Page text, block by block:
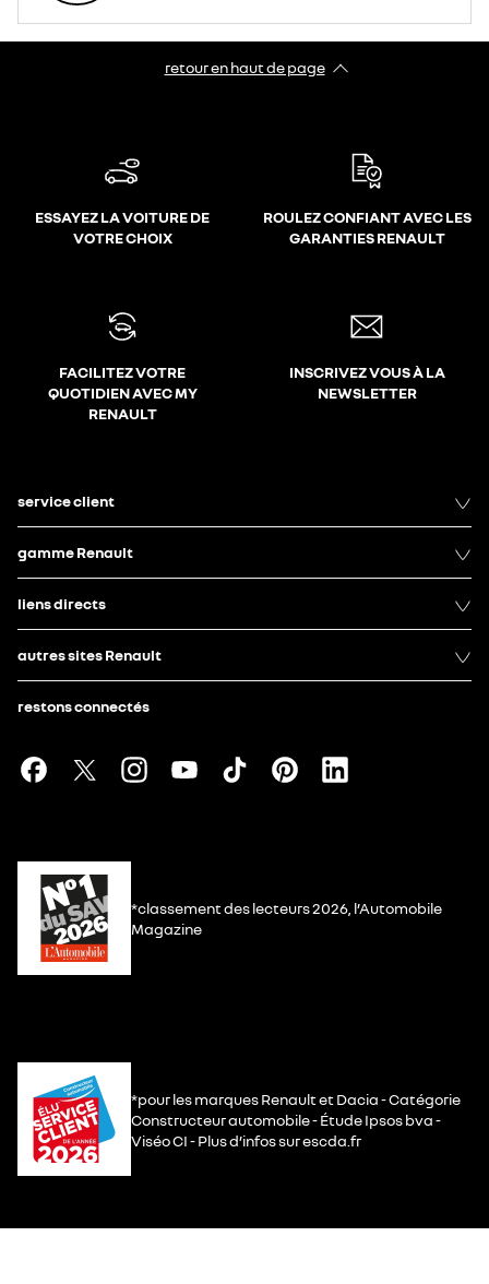
retour en haut de page​
ESSAYEZ LA VOITURE DE
VOTRE CHOIX
ROULEZ CONFIANT AVEC LES
GARANTIES RENAULT
FACILITEZ VOTRE
QUOTIDIEN AVEC MY
RENAULT
INSCRIVEZ VOUS À LA
NEWSLETTER
service client
gamme Renault
liens directs
autres sites Renault
restons connectés
*classement des lecteurs 2026, l’Automobile
Magazine
*pour les marques Renault et Dacia - Catégorie
Constructeur automobile - Étude Ipsos bva -
Viséo CI - Plus d’infos sur escda.fr